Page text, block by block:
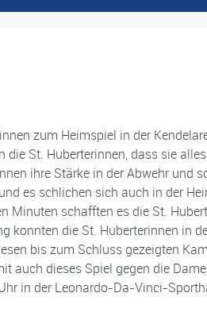
zum Heimspiel in der
St. Huberterinnen, dass sie
ihre Stärke in der Abwehr und
es schlichen sich auch in der
schafften es die St.
die St. Huberterinnen in
bis zum Schluss gezeigten
auch dieses Spiel gegen die
in der Leonardo-Da-Vinci-